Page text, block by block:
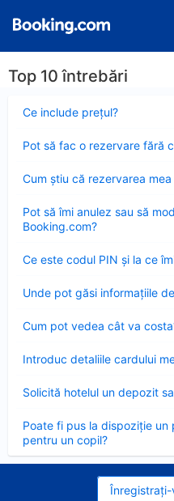
Top 10 întrebări
Ce include preţul?
închis
Pot să fac o rezervare fără
închis
Cum ştiu că rezervarea
închis
Pot să îmi anulez sau să
Booking.com?
închis
Ce este codul PIN şi la ce
închis
Unde pot găsi informațiile
închis
Cum pot vedea cât va
închis
Introduc detaliile cardului
închis
Solicită hotelul un depozit
închis
Poate fi pus la dispoziție
pentru un copil?
închis